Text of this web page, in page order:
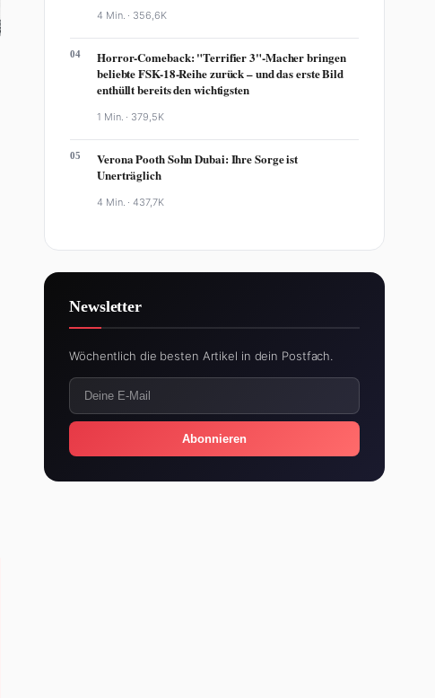
4 Min. · 356,6K
04
Horror-Comeback: "Terrifier 3"-Macher bringen
beliebte FSK-18-Reihe zurück – und das erste Bild
enthüllt bereits den wichtigsten
1 Min. · 379,5K
05
Verona Pooth Sohn Dubai: Ihre Sorge ist
Unerträglich
4 Min. ·437,7K
Newsletter
Wöchentlich die besten Artikel in dein Postfach.
Abonnieren